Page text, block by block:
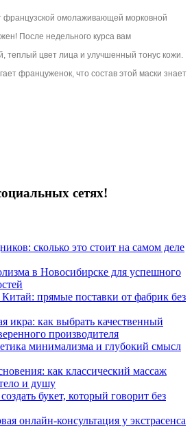
французской омолаживающей морковной
После недельного курса вам
теплый цвет лица и улучшенный тонус кожи.
француженок, что состав этой маски знает
сетях!
сколько это стоит на самом деле
в Новосибирске для успешного
прямые поставки от фабрик без
икра: как выбрать качественный
производителя
минимализма и глубокий смысл
как классический массаж
и душу
букет, который говорит без
онлайн-консультация у экстрасенса